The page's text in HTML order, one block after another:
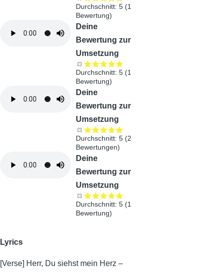
Durchschnitt:5 (1
Bewertung)
Deine
Bewertung zur
Umsetzung
Durchschnitt:5 (1
Bewertung)
Deine
Bewertung zur
Umsetzung
Durchschnitt:5 (2
Bewertungen)
Deine
Bewertung zur
Umsetzung
Durchschnitt:5 (1
Bewertung)
Lyrics
[Verse] Herr, Du siehst mein Herz –